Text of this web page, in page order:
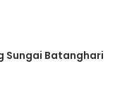
Sungai Batanghari